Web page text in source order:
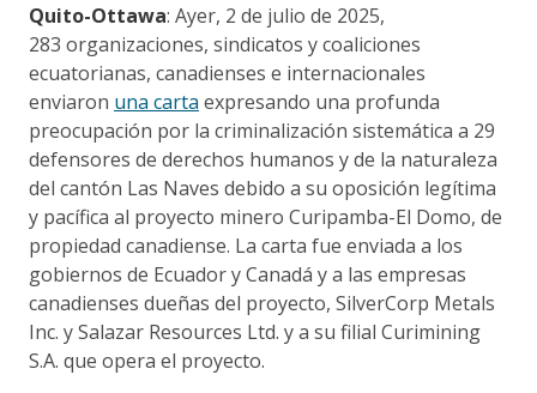
Quito-Ottawa: Ayer, 2 de julio de 2025,
283 organizaciones, sindicatos y coaliciones
ecuatorianas, canadienses e internacionales
enviaron una carta expresando una profunda
preocupación por la criminalización sistemática a 29
defensores de derechos humanos y de la naturaleza
del cantón Las Naves debido a su oposición legítima
y pacífica al proyecto minero Curipamba-El Domo, de
propiedad canadiense. La carta fue enviada a los
gobiernos de Ecuador y Canadá y a las empresas
canadienses dueñas del proyecto, SilverCorp Metals
Inc. y Salazar Resources Ltd. y a su filial Curimining
S.A. que opera el proyecto.